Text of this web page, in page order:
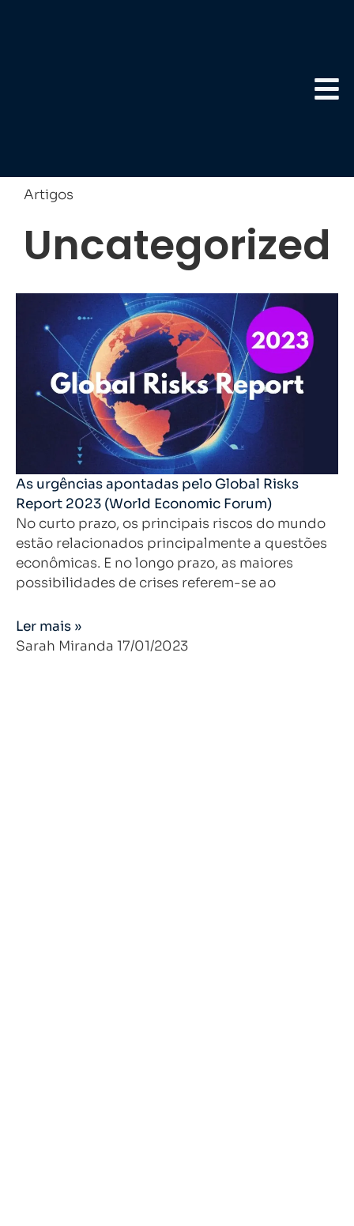
Artigos
Uncategorized
As urgências apontadas pelo Global Risks
Report 2023 (World Economic Forum)
No curto prazo, os principais riscos do mundo
estão relacionados principalmente a questões
econômicas. E no longo prazo, as maiores
possibilidades de crises referem-se ao
Ler mais »
Sarah Miranda 17/01/2023